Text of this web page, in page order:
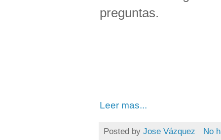
preguntas.
Leer mas...
Posted by Jose Vázquez
No